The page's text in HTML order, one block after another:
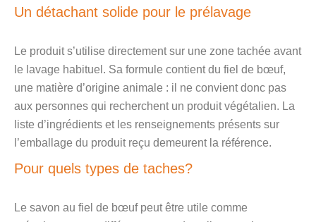
Un détachant solide pour le prélavage
Le produit s’utilise directement sur une zone tachée avant
le lavage habituel. Sa formule contient du fiel de bœuf,
une matière d’origine animale : il ne convient donc pas
aux personnes qui recherchent un produit végétalien. La
liste d’ingrédients et les renseignements présents sur
l’emballage du produit reçu demeurent la référence.
Pour quels types de taches?
Le savon au fiel de bœuf peut être utile comme